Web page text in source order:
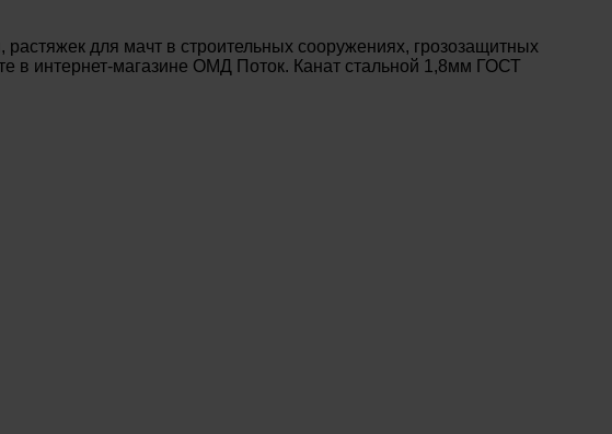
для мачт в строительных сооружениях, грозозащитных
в интернет-магазине ОМД Поток. Канат стальной 1,8мм ГОСТ